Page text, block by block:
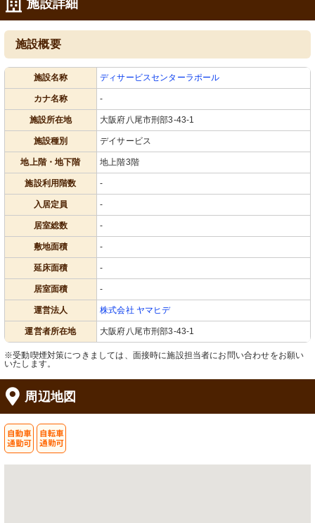
施設詳細
施設概要
施設名称 ディサービスセンターラポール
カナ名称 -
施設所在地 大阪府八尾市刑部3-43-1
施設種別 デイサービス
地上階・地下階 地上階3階
施設利用階数 -
入居定員 -
居室総数 -
敷地面積 -
延床面積 -
居室面積 -
運営法人 株式会社 ヤマヒデ
運営者所在地 大阪府八尾市刑部3-43-1
※受動喫煙対策につきましては、面接時に施設担当者にお問い合わせをお願い
いたします。
周辺地図